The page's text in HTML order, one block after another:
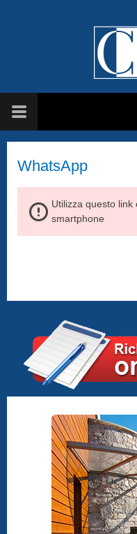
WhatsApp
Utilizza questo
smartphone